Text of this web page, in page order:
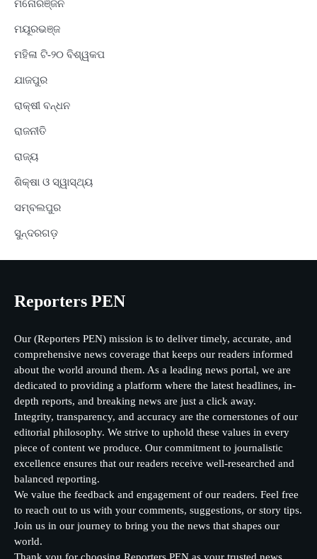
ମନୋରଞ୍ଜନ
ମୟୂରଭଞ୍ଜ
ମହିଳା ଟି-୨୦ ବିଶ୍ୱକପ
ଯାଜପୁର
ରାକ୍ଷୀ ବନ୍ଧନ
ରାଜନୀତି
ରାଜ୍ୟ
ଶିକ୍ଷା ଓ ସ୍ୱାସ୍ଥ୍ୟ
ସମ୍ବଲପୁର
ସୁନ୍ଦରଗଡ଼
Reporters PEN
Our (Reporters PEN) mission is to deliver timely, accurate, and
comprehensive news coverage that keeps our readers informed
about the world around them. As a leading news portal, we are
dedicated to providing a platform where the latest headlines, in-
depth reports, and breaking news are just a click away.
Integrity, transparency, and accuracy are the cornerstones of our
editorial philosophy. We strive to uphold these values in every
piece of content we produce. Our commitment to journalistic
excellence ensures that our readers receive well-researched and
balanced reporting.
We value the feedback and engagement of our readers. Feel free
to reach out to us with your comments, suggestions, or story tips.
Join us in our journey to bring you the news that shapes our
world.